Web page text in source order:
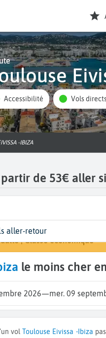
Accessibilité Vols
-IBIZA
de 53€ aller
(TLS)
- 9 sept.
| Classe
| Classe économique
aller-retour
le moins cher
2026—mer. 09
volToulouse Eivissa -Ibiza